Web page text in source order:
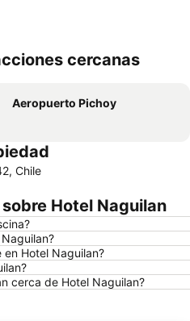
cercanas
Aeropuerto Pichoy
Chile
Hotel Naguilan
Hotel Naguilan?
cerca de Hotel Naguilan?